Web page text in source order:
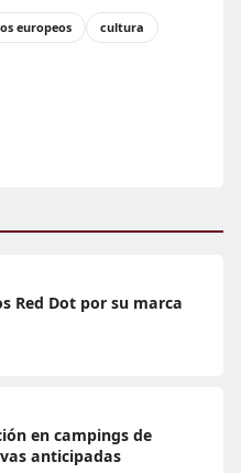
europeos
cultura
Red Dot por su marca
en campings de
anticipadas